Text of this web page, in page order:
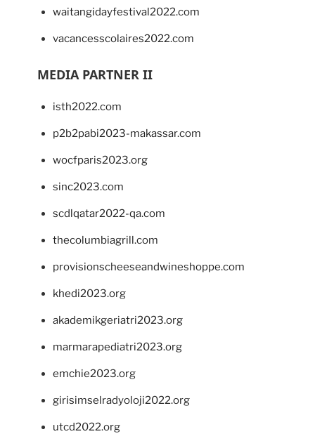
waitangidayfestival2022.com
vacancesscolaires2022.com
MEDIA PARTNER II
isth2022.com
p2b2pabi2023-makassar.com
wocfparis2023.org
sinc2023.com
scdlqatar2022-qa.com
thecolumbiagrill.com
provisionscheeseandwineshoppe.com
khedi2023.org
akademikgeriatri2023.org
marmarapediatri2023.org
emchie2023.org
girisimselradyoloji2022.org
utcd2022.org